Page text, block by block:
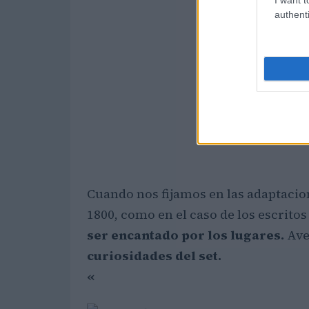
Cuando nos fijamos en las
1800, como en el caso de los
ser encantado por los lugares.
curiosidades del set.
«